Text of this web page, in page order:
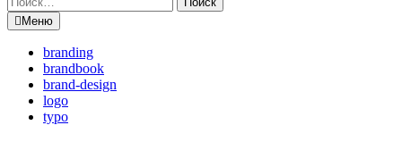
Меню
branding
brandbook
brand-design
logo
typo